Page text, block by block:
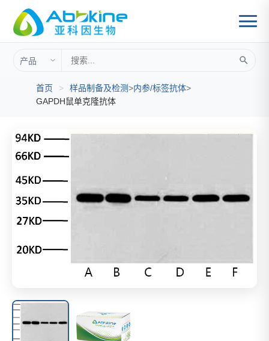
首页 > 样品制备及检测>内参/标签抗体>
GAPDH鼠单克隆抗体